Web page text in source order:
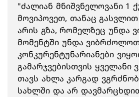
"ძალიან მნიშვნელოვანი 1
მოვიპოვეთ, თანაც გასვლით
არის გზა, რომელზეც უნდა
მომენტში უნდა
კონკურენტუნარიანები
გამარჯვებისთვის ყველანი
თავს ახლა კარგად
სახლში და არ